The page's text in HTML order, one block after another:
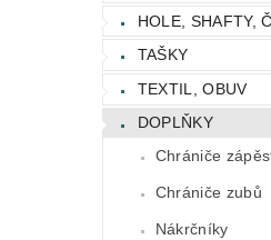
HOLE, SHAFTY,
TAŠKY
TEXTIL, OBUV
DOPLŇKY
Chrániče
Chrániče zubů
Nákrčníky